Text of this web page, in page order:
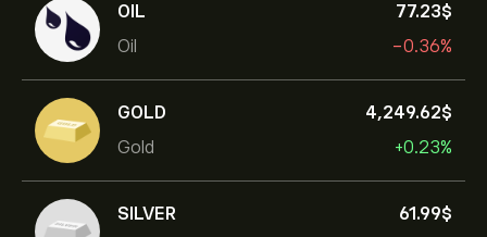
OIL
Oil
77.23‎$‎
-0.36%
GOLD
Gold
4,249.62‎$‎
+0.23%
SILVER
61.99‎$‎